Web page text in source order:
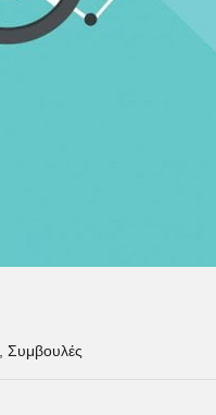
Συμβουλές